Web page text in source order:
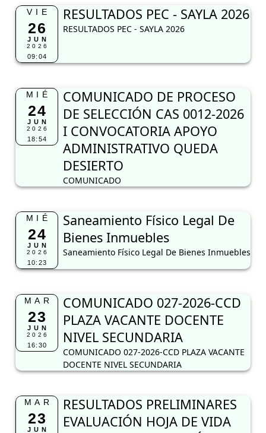
VIE
26
JUN
2026
09:04
RESULTADOS PEC - SAYLA 2026
RESULTADOS PEC - SAYLA 2026
MIÉ
24
JUN
2026
18:54
COMUNICADO DE PROCESO
DE SELECCIÓN CAS 0012-2026
I CONVOCATORIA APOYO
ADMINISTRATIVO QUEDA
DESIERTO
COMUNICADO
MIÉ
24
JUN
2026
10:23
Saneamiento Físico Legal De
Bienes Inmuebles
Saneamiento Físico Legal De Bienes Inmuebles
MAR
23
JUN
2026
16:30
COMUNICADO 027-2026-CCD
PLAZA VACANTE DOCENTE
NIVEL SECUNDARIA
COMUNICADO 027-2026-CCD PLAZA VACANTE
DOCENTE NIVEL SECUNDARIA
MAR
23
JUN
RESULTADOS PRELIMINARES
EVALUACIÓN HOJA DE VIDA